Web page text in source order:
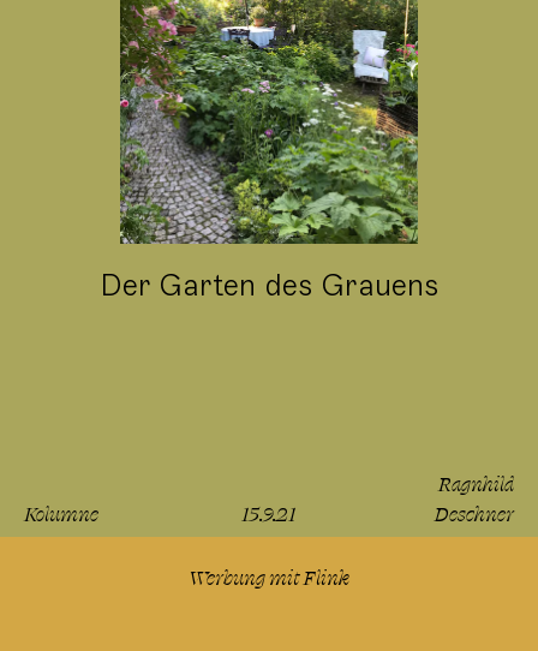
Der Garten des Grauens
Kolumne 15.9.21
Ragnhild
Deschner
Werbung mitFlink